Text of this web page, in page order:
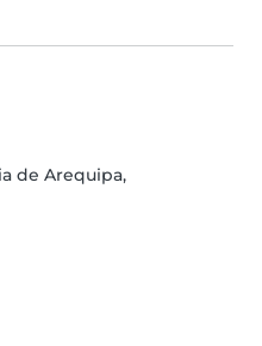
de Arequipa,